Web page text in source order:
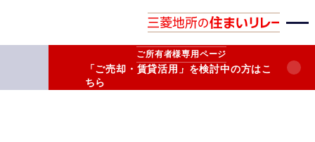
ご所有者様専用ページ
「ご売却・賃貸活用」を検討中の方はこ
ちら